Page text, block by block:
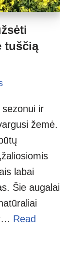
tuščią
ir
žemė.
labai
Šie augalai
Read